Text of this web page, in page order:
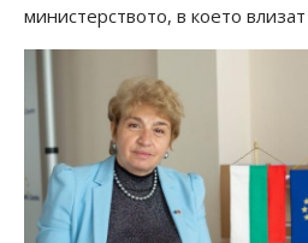
министерството, в което